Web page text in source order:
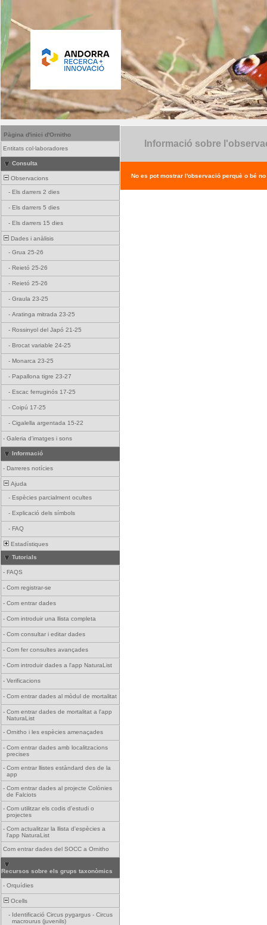
Pàgina d'inici d'Ornitho
Entitats col·laboradores
Consulta
Observacions
- Els darrers 2 dies
- Els darrers 5 dies
- Els darrers 15 dies
Dades i anàlisis
- Grua 25-26
- Reietó 25-26
- Reietó 25-26
- Graula 23-25
- Aratinga mitrada 23-25
- Rossinyol del Japó 21-25
- Brocat variable 24-25
- Monarca 23-25
- Papallona tigre 23-27
- Escac ferruginós 17-25
- Coipú 17-25
- Cigalella argentada 15-22
- Galeria d'imatges i sons
Informació
- Darreres notícies
Ajuda
- Espècies parcialment ocultes
- Explicació dels símbols
- FAQ
Estadístiques
Tutorials
- FAQS
- Com registrar-se
- Com entrar dades
- Com introduir una llista completa
- Com consultar i editar dades
- Com fer consultes avançades
- Com introduir dades a l'app NaturaList
- Verificacions
- Com entrar dades al mòdul de mortalitat
- Com entrar dades de mortalitat a l'app
NaturaList
- Ornitho i les espècies amenaçades
- Com entrar dades amb localitzacions
precises
- Com entrar llistes estàndard des de la
app
- Com entrar dades al projecte Colònies
de Falciots
- Com utilitzar els codis d'estudi o
projectes
- Com actualitzar la llista d'espècies a
l'app NaturaList
Com entrar dades del SOCC a Ornitho
Recursos sobre els grups taxonòmics
- Orquídies
Ocells
- Identificació Circus pygargus - Circus
macrourus (juvenils)
Informació sobre
No es pot mostrar l'observació perquè o bé